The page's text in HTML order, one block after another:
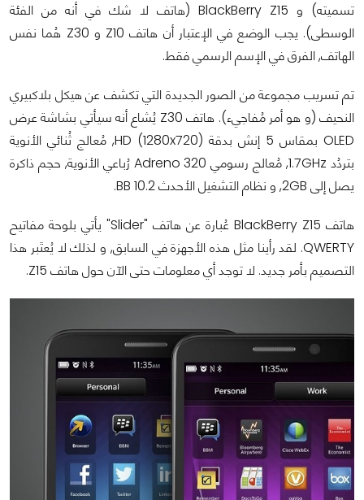
تسميته) و BlackBerry Z15 (هاتف لا شك في أنه من الفئة
الوسطى). يجب الوضع في الإعتبار أن هاتف Z10 و Z30 هُما نفس
الهاتف, الفرق في الإسم الرسمي فقط.
تم تسريب مجموعة من الصور الجديدة التي تكشف عن هيكل بلاكبيري
النحيف (و هو أمر مُفاجيء). هاتف Z30 يُشاع أنه سيأتي بشاشة عرض
OLED بمقاس 5 إنش بدقة HD (1280x720), مُعالج ثُنائي الأنوية
بتردُد 1.7GHz, مُعالج رسومي Adreno 320 رُباعي الأنوية, حجم ذاكرة
يصل إلى 2GB, و نظام التشغيل الأحدث BB 10.2.
هاتف BlackBerry Z15 عُبارة عن هاتف "Slider" يأتي بلوحة مفاتيح
QWERTY. لقد رأينا مثل هذه الأجهزة في السابق, و لذلك لا يُعتَبر هذا
التصميم بأمر جديد. لا توجد أي معلومات حتى الآن حول هاتف Z15.